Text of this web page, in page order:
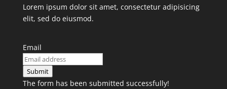
Lorem ipsum dolor sit amet, consectetur adipisicing
elit, sed do eiusmod.
Email
Submit
The form has been submitted successfully!